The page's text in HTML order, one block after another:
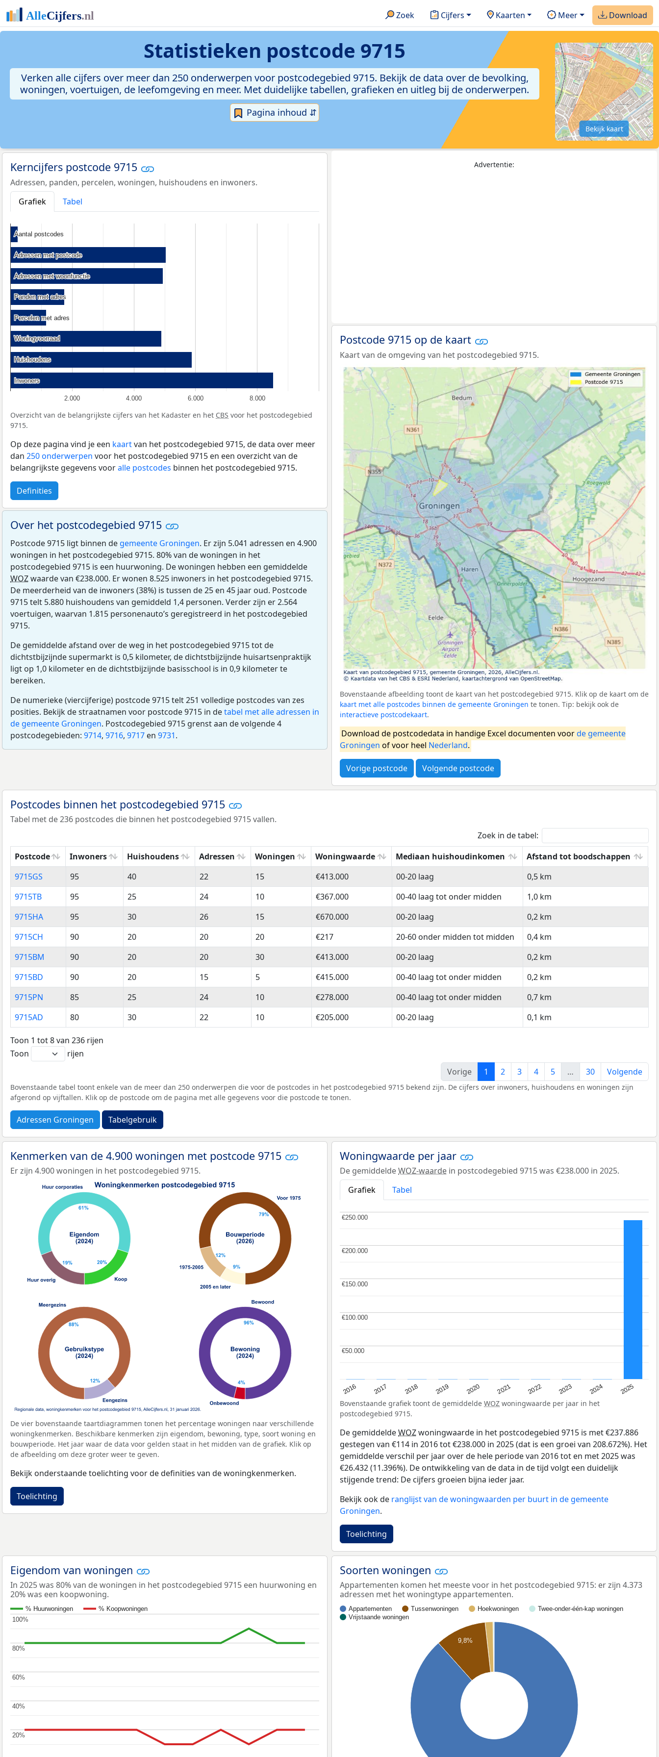
Zoek Cijfers Kaarten Meer Download
Statistieken postcode 9715
Verken alle cijfers over meer dan 250 onderwerpen voor postcodegebied 9715. Bekijk de data over de bevolking,
woningen, voertuigen, de leefomgeving en meer. Met duidelijke tabellen, grafieken en uitleg bij de onderwerpen.
Pagina inhoud ⇵
Bekijk kaart
Kerncijfers postcode 9715
Adressen, panden, percelen, woningen, huishoudens en inwoners.
Grafiek
Tabel
2.000 4.000 6.000 8.000
Aantal postcodes
Aantal postcodes
Adressen met postcode
Adressen met postcode
Adressen met woonfunctie
Adressen met woonfunctie
Panden met adres
Panden met adres
Percelen met adres
Percelen met adres
Woningvoorraad
Woningvoorraad
Huishoudens
Huishoudens
Inwoners
Inwoners
Overzicht van de belangrijkste cijfers van het Kadaster en het CBS voor het postcodegebied
9715.
Op deze pagina vind je een kaartvan het postcodegebied 9715, de data over meer
dan 250 onderwerpen voor het postcodegebied 9715 en een overzicht van de
belangrijkste gegevens vooralle postcodes binnen het postcodegebied 9715.
Definities
Over het postcodegebied 9715
Postcode 9715 ligt binnen de gemeente Groningen. Er zijn 5.041 adressen en 4.900
woningen in het postcodegebied 9715. 80% van de woningen in het
postcodegebied 9715 is een huurwoning. De woningen hebben een gemiddelde
WOZwaarde van €238.000. Er wonen 8.525 inwoners in het postcodegebied 9715.
De meerderheid van de inwoners (38%) is tussen de 25 en 45 jaar oud. Postcode
9715 telt 5.880 huishoudens van gemiddeld 1,4 personen. Verder zijn er 2.564
voertuigen, waarvan 1.815 personenauto’s geregistreerd in het postcodegebied
9715.
De gemiddelde afstand over de weg in het postcodegebied 9715 tot de
dichtstbijzijnde supermarkt is 0,5 kilometer, de dichtstbijzijnde huisartsenpraktijk
ligt op 1,0 kilometer en de dichtstbijzijnde basisschool is in 0,9 kilometer te
bereiken.
De numerieke (viercijferige) postcode 9715 telt 251 volledige postcodes van zes
posities. Bekijk de straatnamen voor postcode 9715 in detabel met alle adressen in
de gemeente Groningen. Postcodegebied 9715 grenst aan de volgende 4
postcodegebieden: 9714, 9716, 9717 en 9731.
Advertentie:
Postcode 9715 op de kaart
Kaart van de omgeving van het postcodegebied 9715.
Bovenstaande afbeelding toont de kaart van het postcodegebied 9715. Klik op de kaart om de
kaart met alle postcodes binnen de gemeente Groningen te tonen. Tip: bekijk ook de
interactieve postcodekaart.
Download de postcodedata in handige Excel documenten voorde gemeente
Groningen of voor heel Nederland.
Vorige postcode Volgende postcode
Postcodes binnen het postcodegebied 9715
Tabel met de 236 postcodes die binnen het postcodegebied 9715 vallen.
Zoek in de tabel:
Postcode
Inwoners Huishoudens Adressen Woningen Woningwaarde Mediaan huishoudinkomen
Afstand tot boodschappen
Postcode
Inwoners Huishoudens Adressen Woningen Woningwaarde Mediaan huishoudinkomen Afstand tot boodschappen
9715GS 95 40 22 15 €413.000 00-20 laag
0,5 km
9715TB
95 25 24 10 €367.000 00-40 laag tot onder midden
1,0 km
9715HA
95 30 26 15 €670.000 00-20 laag
0,2 km
9715CH
90 20 20 20 €217 20-60 onder midden tot midden
0,4 km
9715BM
90 20 20 30 €413.000 00-20 laag
0,2 km
9715BD
90 20 15 5 €415.000 00-40 laag tot onder midden
0,2 km
9715PN
85 25 24 10 €278.000 00-40 laag tot onder midden
0,7 km
9715AD
80 30 22 10 €205.000 00-20 laag 0,1 km
Toon 1 tot 8 van 236 rijen
Toon
rijen
Vorige
1 2 3 4 5 … 30 Volgende
Bovenstaande tabel toont enkele van de meer dan 250 onderwerpen die voor de postcodes in het postcodegebied 9715 bekend zijn. De cijfers over inwoners, huishoudens en woningen zijn
afgerond op vijftallen. Klik op de postcode om de pagina met alle gegevens voor die postcode te tonen.
Adressen Groningen Tabelgebruik
Kenmerken van de 4.900 woningen met postcode 9715
Er zijn 4.900 woningen in het postcodegebied 9715.
De vier bovenstaande taartdiagrammen tonen het percentage woningen naar verschillende
woningkenmerken. Beschikbare kenmerken zijn eigendom, bewoning, type, soort woning en
bouwperiode. Het jaar waar de data voor gelden staat in het midden van de grafiek. Klik op
de afbeelding om deze groter weer te geven.
Bekijk onderstaande toelichting voor de definities van de woningkenmerken.
Toelichting
Woningwaarde per jaar
De gemiddeldeWOZ-waarde in postcodegebied 9715 was €238.000 in 2025.
Grafiek
Tabel
2016 2017 2018 2019 2020 2021 2022 2023 2024 2025
€50.000
€50.000
€100.000
€100.000
€150.000
€150.000
€200.000
€200.000
€250.000
€250.000
Bovenstaande grafiek toont de gemiddelde WOZ woningwaarde per jaar in het
postcodegebied 9715.
De gemiddeldeWOZwoningwaarde in het postcodegebied 9715 is met €237.886
gestegen van €114 in 2016 tot €238.000 in 2025 (dat is een groei van 208.672%). Het
gemiddelde verschil per jaar over de hele periode van 2016 tot en met 2025 was
€26.432 (11.396%). De ontwikkeling van de data in de tijd volgt een duidelijk
stijgende trend: De cijfers groeien bijna ieder jaar.
Bekijk ook de ranglijst van de woningwaarden per buurt in de gemeente
Groningen.
Toelichting
Eigendom van woningen
In 2025 was 80% van de woningen in het postcodegebied 9715 een huurwoning en
20% was een koopwoning.
% Huurwoningen % Koopwoningen
20%
20%
40%
40%
60%
60%
80%
80%
100%
100%
Soorten woningen
Appartementen komen het meeste voor in het postcodegebied 9715: er zijn 4.373
adressen met het woningtype appartementen.
Appartementen Tussenwoningen Hoekwoningen
Twee-onder-één-kap woningen
Vrijstaande woningen
9,8%